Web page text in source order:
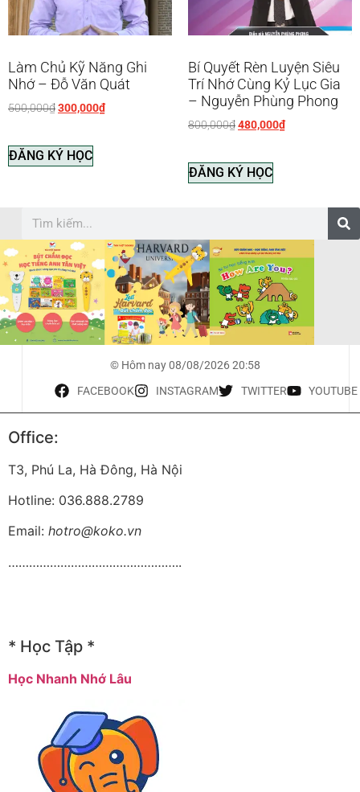
Làm Chủ Kỹ Năng Ghi
Nhớ – Đỗ Văn Quát
500,000₫300,000₫
ĐĂNG KÝ HỌC
Bí Quyết Rèn Luyện Siêu
Trí Nhớ Cùng Kỷ Lục Gia
– Nguyễn Phùng Phong
800,000₫480,000₫
ĐĂNG KÝ HỌC
© Hôm nay 08/08/2026 20:58
FACEBOOK INSTAGRAM TWITTER YOUTUBE
Office:
T3, Phú La, Hà Đông, Hà Nội
Hotline: 036.888.2789
Email: hotro@koko.vn
…………………………………………..
* Học Tập *
Học Nhanh Nhớ Lâu